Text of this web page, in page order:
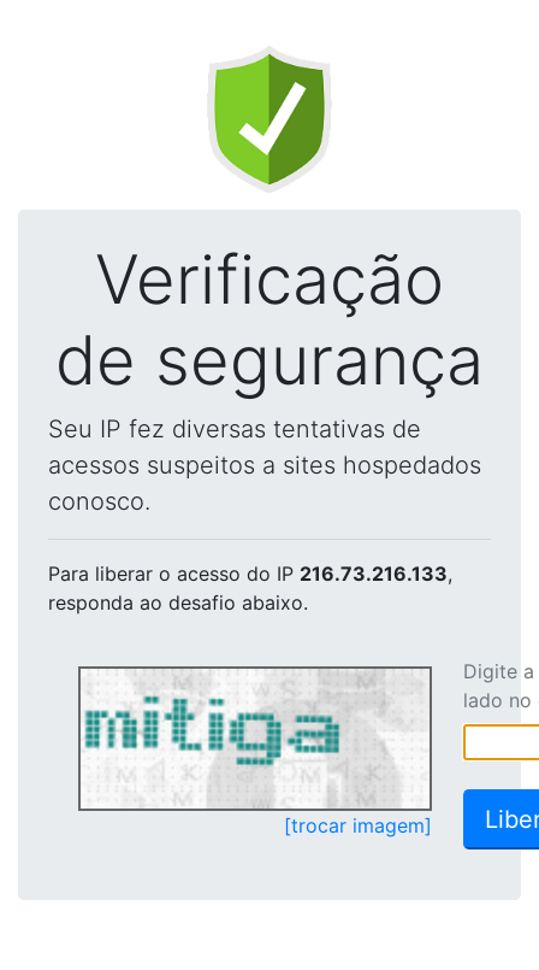
Verificação
de segurança
Seu IP fez diversas tentativas de
acessos suspeitos a sites hospedados
conosco.
Para liberar o acesso do IP 216.73.216.133,
responda ao desafio abaixo.
[trocar imagem]
Digite
lado no